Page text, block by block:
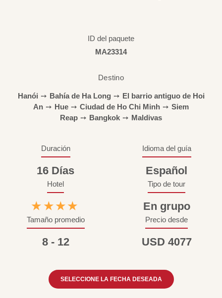
ID del paquete
MA23314
Destino
Hanói ➙ Bahía de Ha Long ➙ El barrio antiguo de Hoi
An ➙ Hue ➙ Ciudad de Ho Chi Minh ➙ Siem
Reap ➙ Bangkok ➙ Maldivas
Duración
16 Días
Idioma del guía
Español
Hotel
★★★★
Tipo de tour
En grupo
Tamaño promedio
8 - 12
Precio desde
USD 4077
SELECCIONE LA FECHA DESEADA